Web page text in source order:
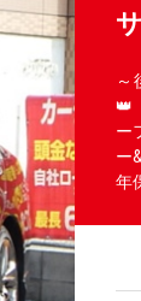
～
👑
ー
ー
年